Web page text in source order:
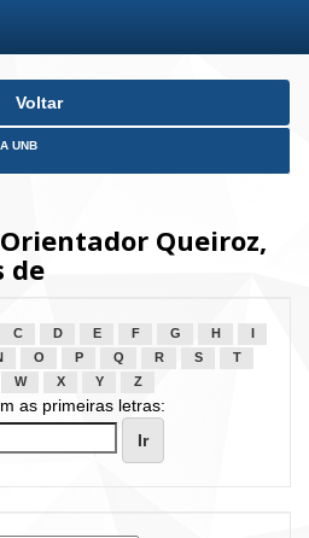
Voltar
UNB
Queiroz,
de
C D E F G H
O P Q R S
T
W X Y Z
as primeiras letras: